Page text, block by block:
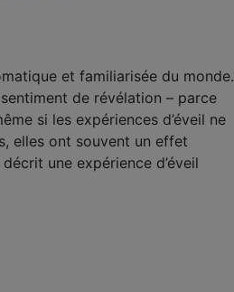
et familiarisée du monde.
de révélation – parce
si les expériences d’éveil ne
elles ont souvent un effet
une expérience d’éveil